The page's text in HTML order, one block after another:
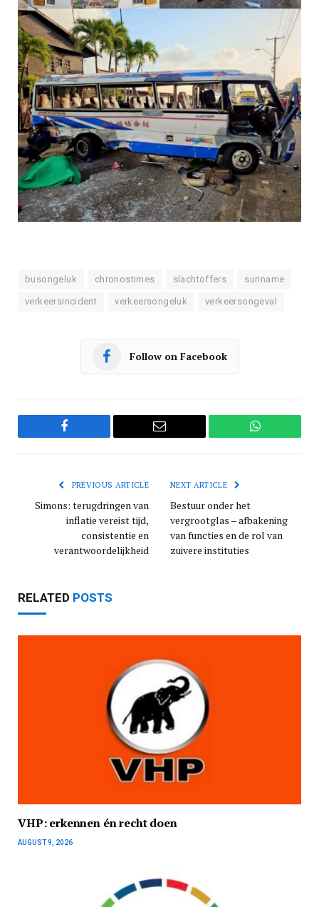
busongeluk chronostimes slachtoffers suriname
verkeersincident verkeersongeluk verkeersongeval
Follow on Facebook
Facebook Email WhatsApp
PREVIOUS ARTICLE
Simons: terugdringen van
inflatie vereist tijd,
consistentie en
verantwoordelijkheid
NEXT ARTICLE
Bestuur onder het
vergrootglas – afbakening
van functies en de rol van
zuivere instituties
RELATED POSTS
VHP: erkennen én recht doen
AUGUST 9, 2026